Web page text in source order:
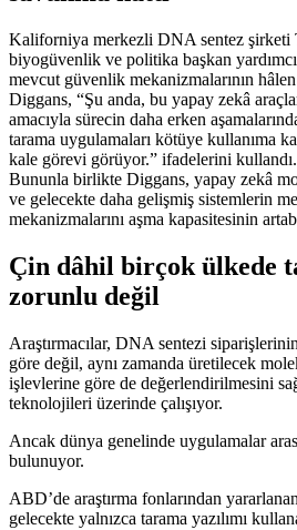
Kaliforniya merkezli DNA sentez şirketi
biyogüvenlik ve politika başkan
mevcut güvenlik mekanizmalarının
Diggans, “Şu anda, bu yapay zekâ
amacıyla sürecin daha erken
tarama uygulamaları kötüye kullanıma
kale görevi görüyor.” ifadelerini kullandı.
Bununla birlikte Diggans, yapay zekâ
ve gelecekte daha gelişmiş sistemlerin
mekanizmalarını aşma kapasitesinin
Çin dâhil birçok ülkede
zorunlu değil
Araştırmacılar, DNA sentezi
göre değil, aynı zamanda üretilecek
işlevlerine göre de değerlendirilmesini
teknolojileri üzerinde çalışıyor.
Ancak dünya genelinde uygulamalar
bulunuyor.
ABD’de araştırma fonlarından
gelecekte yalnızca tarama yazılımı